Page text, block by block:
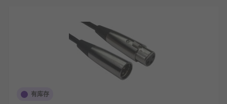
专业录音棚：连接麦克风、调音台、话放等设
备，传输稳定低噪的音频信号。
舞台演出：用于话筒、乐器、功放与音响系
统，抗干扰强，适合长时间户外使用。
广播影视：电视台、直播间、影视拍摄现场，
有库存